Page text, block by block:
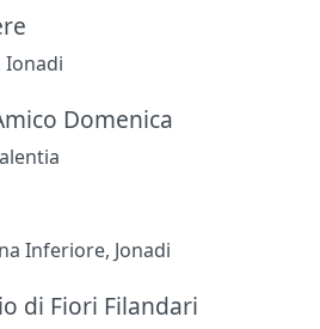
Ionadi
Domenica
Inferiore, Jonadi
di Fiori Filandari